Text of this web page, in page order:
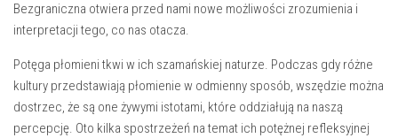
Bezgraniczna otwiera przed nami nowe możliwości zrozumienia i
interpretacji tego, co‌ nas otacza.
Potęga płomieni ​tkwi w ⁤ich szamańskiej naturze.‍ Podczas gdy⁤ różne‍
kultury przedstawiają płomienie w odmienny sposób, ⁤wszędzie można
dostrzec, że są one żywymi istotami, które oddziałują na naszą
percepcję. Oto kilka ⁢spostrzeżeń na temat ich‌ potężnej refleksyjnej